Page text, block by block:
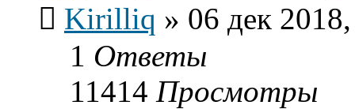
Kirilliq » 06 дек
1 Ответы
11414 Просмотры